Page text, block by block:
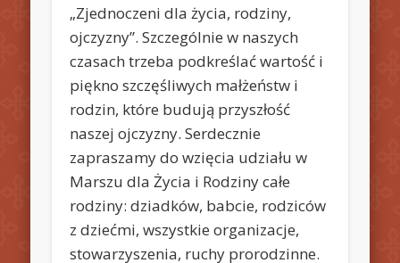
„Zjednoczeni dla życia, rodziny,
ojczyzny”. Szczególnie w naszych
czasach trzeba podkreślać wartość i
piękno szczęśliwych małżeństw i
rodzin, które budują przyszłość
naszej ojczyzny. Serdecznie
zapraszamy do wzięcia udziału w
Marszu dla Życia i Rodziny całe
rodziny: dziadków, babcie, rodziców
z dziećmi, wszystkie organizacje,
stowarzyszenia, ruchy prorodzinne.